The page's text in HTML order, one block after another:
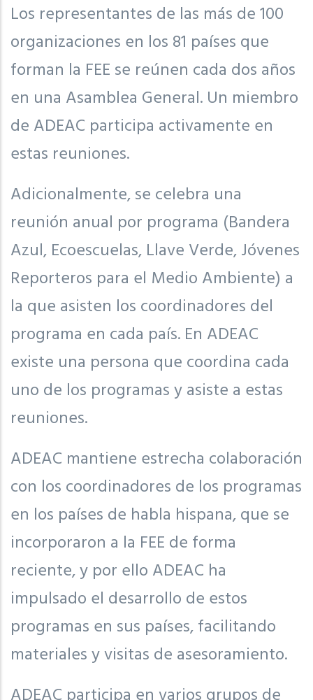
Los representantes de las más de 100
organizaciones en los 81 países que
forman la FEE se reúnen cada dos años
en una Asamblea General. Un miembro
de ADEAC participa activamente en
estas reuniones.
Adicionalmente, se celebra una
reunión anual por programa (Bandera
Azul, Ecoescuelas, Llave Verde, Jóvenes
Reporteros para el Medio Ambiente) a
la que asisten los coordinadores del
programa en cada país. En ADEAC
existe una persona que coordina cada
uno de los programas y asiste a estas
reuniones.
ADEAC mantiene estrecha colaboración
con los coordinadores de los programas
en los países de habla hispana, que se
incorporaron a la FEE de forma
reciente, y por ello ADEAC ha
impulsado el desarrollo de estos
programas en sus países, facilitando
materiales y visitas de asesoramiento.